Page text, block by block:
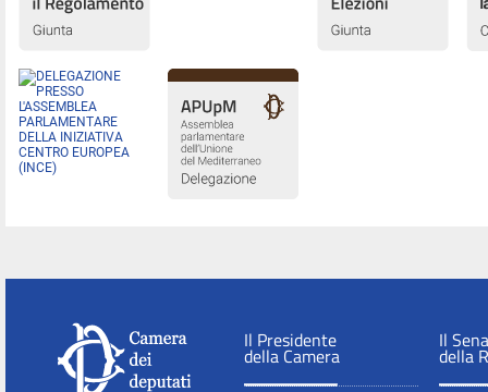
Il Presidente
della Camera
Il
della